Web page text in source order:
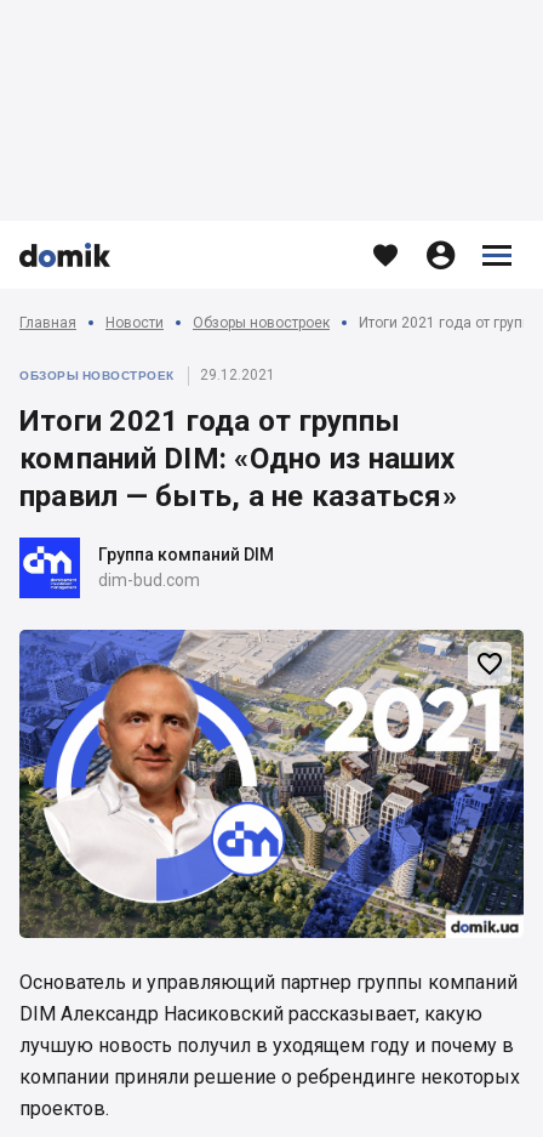


   


Главная Новости Обзоры новостроек
ОБЗОРЫ НОВОСТРОЕК 29.12.2021
Итоги 2021 года от группы
компаний DIM: «Одно из наших
правил — быть, а не казаться»
Группа компаний DIM
dim-bud.com

Основатель и управляющий партнер группы компаний
DIM Александр Насиковский рассказывает, какую
лучшую новость получил в уходящем году и почему в
компании приняли решение о ребрендинге некоторых
проектов.